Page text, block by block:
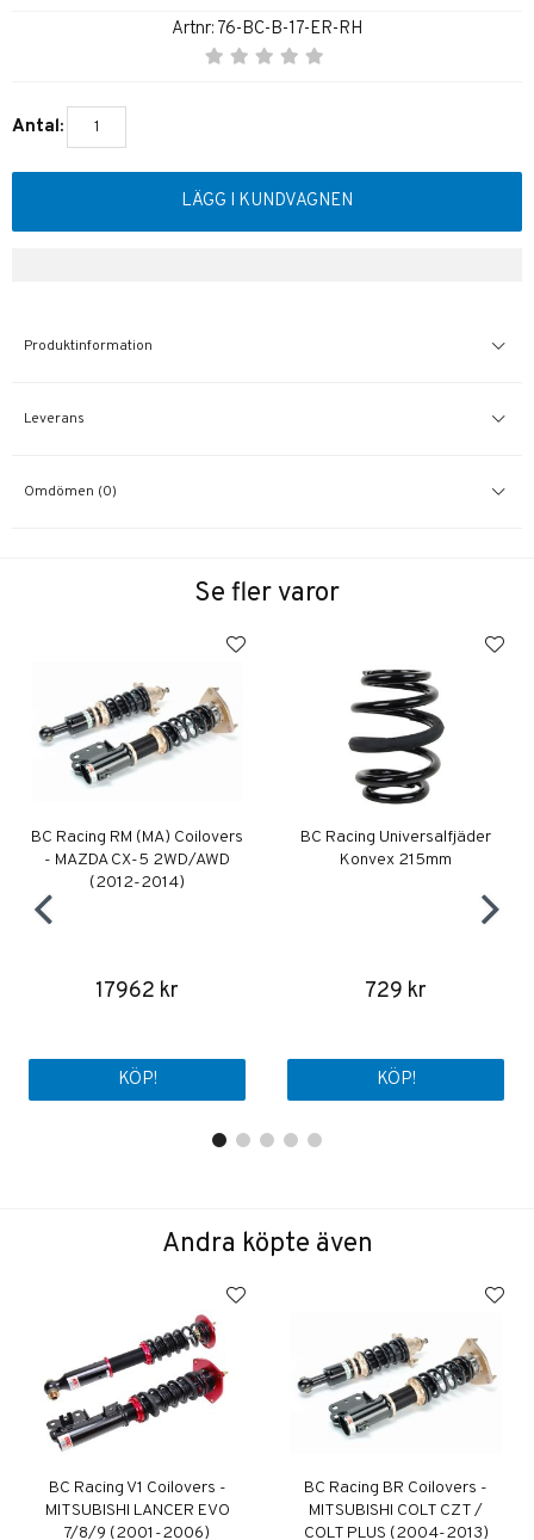
Artnr: 76-BC-B-17-ER-RH
Antal:
LÄGG I KUNDVAGNEN
Produktinformation
Leverans
Omdömen (0)
Se fler varor
BC Racing RM (MA) Coilovers
- MAZDA CX-5 2WD/AWD
(2012-2014)
17962 kr
KÖP!
BC Racing Universalfjäder
Konvex 215mm
729 kr
KÖP!
Andra köpte även
BC Racing V1 Coilovers -
MITSUBISHI LANCER EVO
7/8/9 (2001-2006)
BC Racing BR Coilovers -
MITSUBISHI COLT CZT /
COLT PLUS (2004-2013)